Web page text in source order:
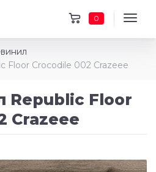
0
Floor Crocodile 002 Crazeee
Republic Floor
Crazeee